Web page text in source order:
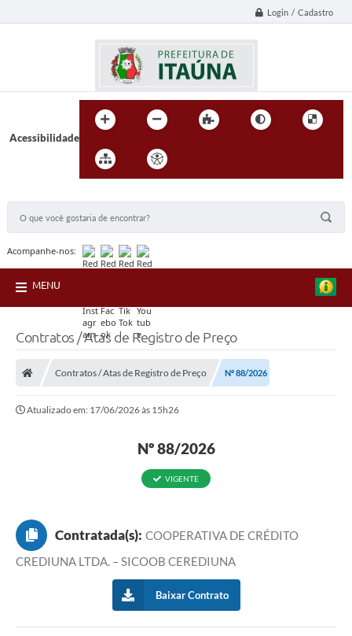
Login / Cadastro
Acessibilidade
Acompanhe-nos:
MENU
Contratos / Atas de Registro de Preço
Contratos / Atas de Registro de Preço Nº 88/2026
Atualizado em: 17/06/2026 às 15h26
Nº 88/2026
VIGENTE
Contratada(s): COOPERATIVA DE CRÉDITO
CREDIUNA LTDA. – SICOOB CEREDIUNA
Baixar Contrato